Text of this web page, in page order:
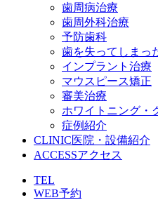
歯周病治療
歯周外科治療
予防歯科
歯を失ってしまっ
インプラント治療
マウスピース矯正
審美治療
ホワイトニング・
症例紹介
CLINIC医院・設備紹介
ACCESSアクセス
TEL
WEB予約